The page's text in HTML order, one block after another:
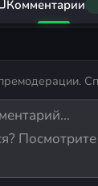
Комментарии